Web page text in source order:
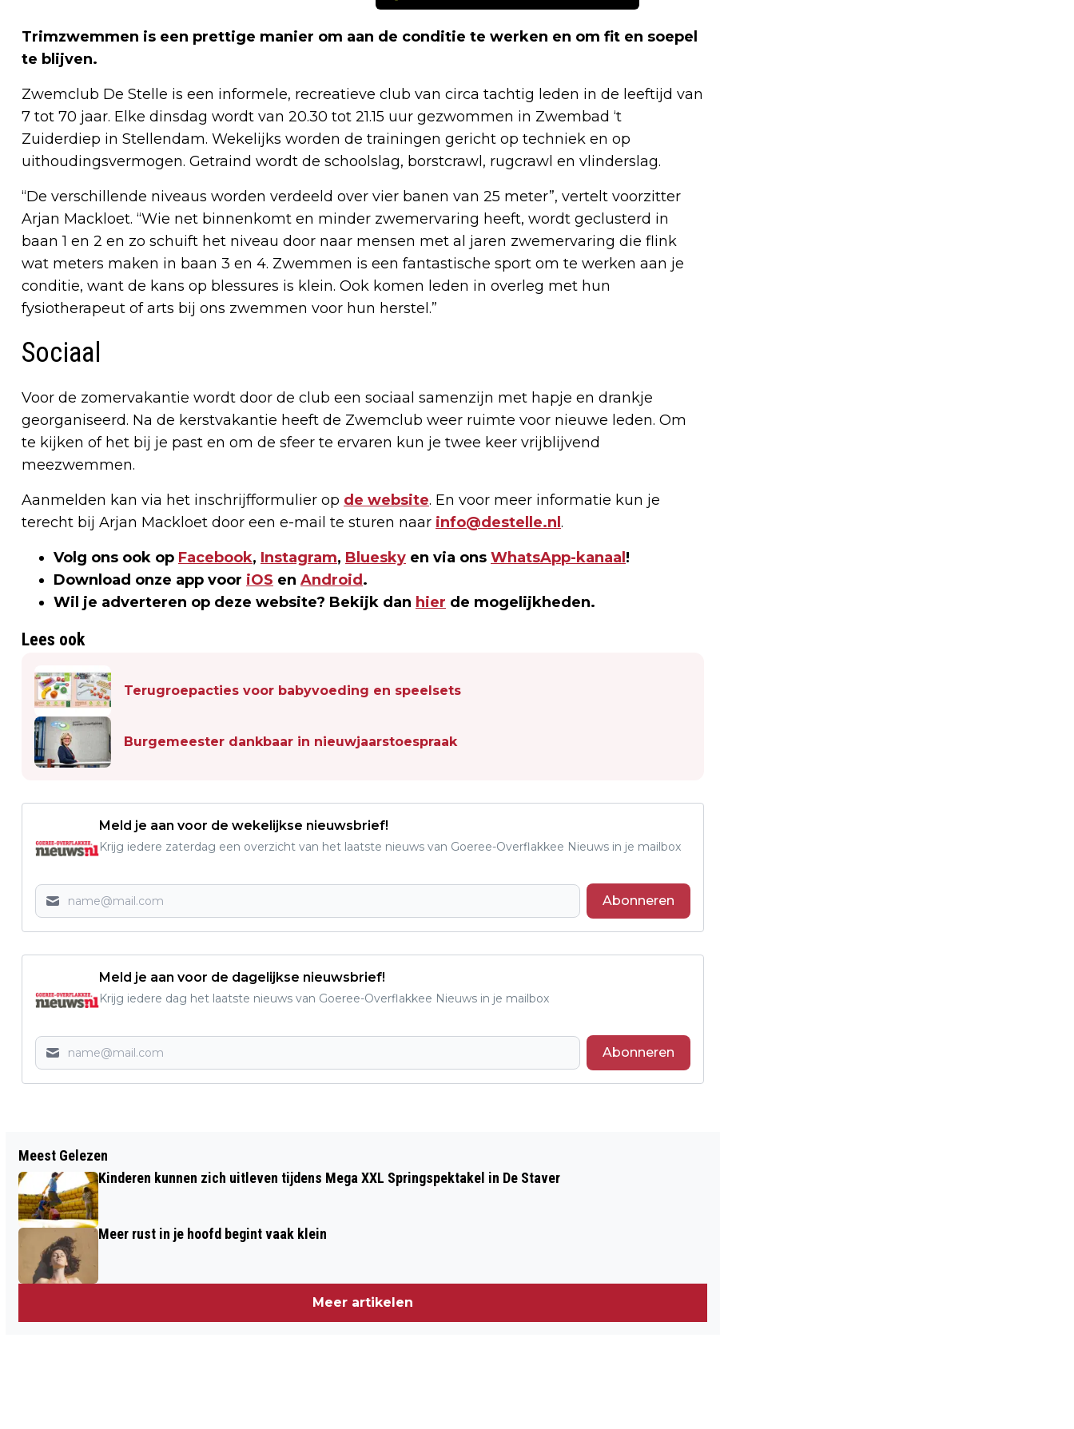
Trimzwemmen is een prettige manier om aan de conditie te werken en om fit en soepel
te blijven.
Zwemclub De Stelle is een informele, recreatieve club van circa tachtig leden in de leeftijd van
7 tot 70 jaar. Elke dinsdag wordt van 20.30 tot 21.15 uur gezwommen in Zwembad ‘t
Zuiderdiep in Stellendam. Wekelijks worden de trainingen gericht op techniek en op
uithoudingsvermogen. Getraind wordt de schoolslag, borstcrawl, rugcrawl en vlinderslag.
“De verschillende niveaus worden verdeeld over vier banen van 25 meter”, vertelt voorzitter
Arjan Mackloet. “Wie net binnenkomt en minder zwemervaring heeft, wordt geclusterd in
baan 1 en 2 en zo schuift het niveau door naar mensen met al jaren zwemervaring die flink
wat meters maken in baan 3 en 4. Zwemmen is een fantastische sport om te werken aan je
conditie, want de kans op blessures is klein. Ook komen leden in overleg met hun
fysiotherapeut of arts bij ons zwemmen voor hun herstel.”
Sociaal
Voor de zomervakantie wordt door de club een sociaal samenzijn met hapje en drankje
georganiseerd. Na de kerstvakantie heeft de Zwemclub weer ruimte voor nieuwe leden. Om
te kijken of het bij je past en om de sfeer te ervaren kun je twee keer vrijblijvend
meezwemmen.
Aanmelden kan via het inschrijfformulier op de website. En voor meer informatie kun je
terecht bij Arjan Mackloet door een e-mail te sturen naar info@destelle.nl.
Volg ons ook op Facebook, Instagram, Bluesky en via ons WhatsApp-kanaal!
Download onze app voor iOS en Android.
Wil je adverteren op deze website? Bekijk dan hier de mogelijkheden.
Lees ook
Terugroepacties voor babyvoeding en speelsets
Burgemeester dankbaar in nieuwjaarstoespraak
Meld je aan voor de wekelijkse nieuwsbrief!
Krijg iedere zaterdag een overzicht van het laatste nieuws van Goeree-Overflakkee Nieuws in je mailbox
Abonneren
Meld je aan voor de dagelijkse nieuwsbrief!
Krijg iedere dag het laatste nieuws van Goeree-Overflakkee Nieuws in je mailbox
Abonneren
ZUID-HOLLANDERS EN BRABANDERS
SOLLICITEREN HET VAAKST
DONDERDAG 8 JANUARI
Meest Gelezen
Kinderen kunnen zich uitleven tijdens Mega XXL Springspektakel in De Staver
Meer rust in je hoofd begint vaak klein
Meer artikelen